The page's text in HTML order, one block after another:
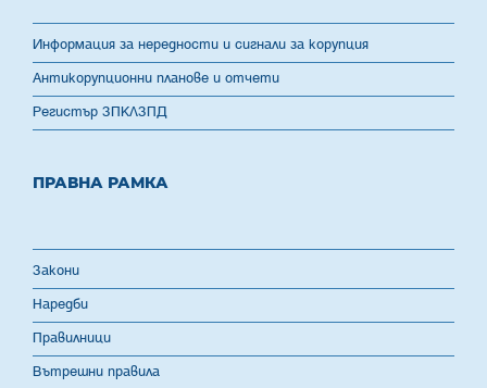
Информация за нередности и сигнали за корупция
Антикорупционни планове и отчети
Регистър ЗПКЛЗПД
ПРАВНА РАМКА
Закони
Наредби
Правилници
Вътрешни правила